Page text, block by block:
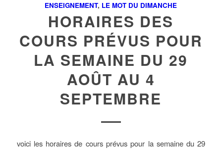
ENSEIGNEMENT, LE MOT DU DIMANCHE
HORAIRES DES
COURS PRÉVUS POUR
LA SEMAINE DU 29
AOÛT AU 4
SEPTEMBRE
voici les horaires de cours prévus pour la semaine du 29